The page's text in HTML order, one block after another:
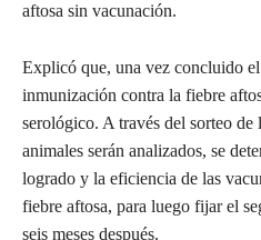
aftosa sin vacunación.
Explicó que, una vez concluido
inmunización contra la fiebre
serológico. A través del sorteo de
animales serán analizados, se
logrado y la eficiencia de las
fiebre aftosa, para luego fijar el
seis meses después.